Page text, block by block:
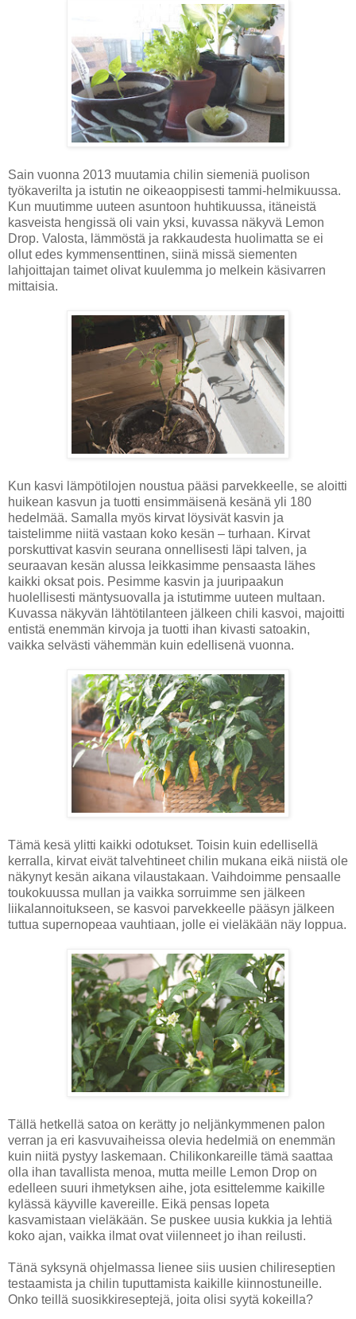
Sain vuonna 2013 muutamia chilin siemeniä puolison
työkaverilta ja istutin ne oikeaoppisesti tammi-helmikuussa.
Kun muutimme uuteen asuntoon huhtikuussa, itäneistä
kasveista hengissä oli vain yksi, kuvassa näkyvä Lemon
Drop. Valosta, lämmöstä ja rakkaudesta huolimatta se ei
ollut edes kymmensenttinen, siinä missä siementen
lahjoittajan taimet olivat kuulemma jo melkein käsivarren
mittaisia.
Kun kasvi lämpötilojen noustua pääsi parvekkeelle, se aloitti
huikean kasvun ja tuotti ensimmäisenä kesänä yli 180
hedelmää. Samalla myös kirvat löysivät kasvin ja
taistelimme niitä vastaan koko kesän – turhaan. Kirvat
porskuttivat kasvin seurana onnellisesti läpi talven, ja
seuraavan kesän alussa leikkasimme pensaasta lähes
kaikki oksat pois. Pesimme kasvin ja juuripaakun
huolellisesti mäntysuovalla ja istutimme uuteen multaan.
Kuvassa näkyvän lähtötilanteen jälkeen chili kasvoi, majoitti
entistä enemmän kirvoja ja tuotti ihan kivasti satoakin,
vaikka selvästi vähemmän kuin edellisenä vuonna.
Tämä kesä ylitti kaikki odotukset. Toisin kuin edellisellä
kerralla, kirvat eivät talvehtineet chilin mukana eikä niistä ole
näkynyt kesän aikana vilaustakaan. Vaihdoimme pensaalle
toukokuussa mullan ja vaikka sorruimme sen jälkeen
liikalannoitukseen, se kasvoi parvekkeelle pääsyn jälkeen
tuttua supernopeaa vauhtiaan, jolle ei vieläkään näy loppua.
Tällä hetkellä satoa on kerätty jo neljänkymmenen palon
verran ja eri kasvuvaiheissa olevia hedelmiä on enemmän
kuin niitä pystyy laskemaan. Chilikonkareille tämä saattaa
olla ihan tavallista menoa, mutta meille Lemon Drop on
edelleen suuri ihmetyksen aihe, jota esittelemme kaikille
kylässä käyville kavereille. Eikä pensas lopeta
kasvamistaan vieläkään. Se puskee uusia kukkia ja lehtiä
koko ajan, vaikka ilmat ovat viilenneet jo ihan reilusti.
Tänä syksynä ohjelmassa lienee siis uusien chilireseptien
testaamista ja chilin tuputtamista kaikille kiinnostuneille.
Onko teillä suosikkireseptejä, joita olisi syytä kokeilla?